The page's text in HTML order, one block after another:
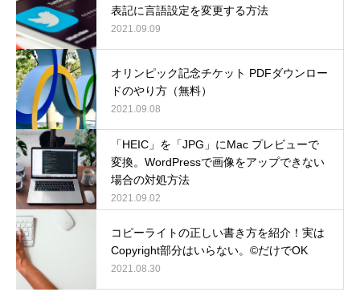
表記に言語設定を変更する方法
2021.09.09
オリンピック記念チケット PDFダウンロー
ドのやり方（無料）
2021.09.08
「HEIC」を「JPG」にMac プレビューで
変換。WordPressで画像をアップできない
場合の対処方法
2021.09.02
コピーライトの正しい書き方を紹介！実は
Copyright部分はいらない。©だけでOK
2021.08.30